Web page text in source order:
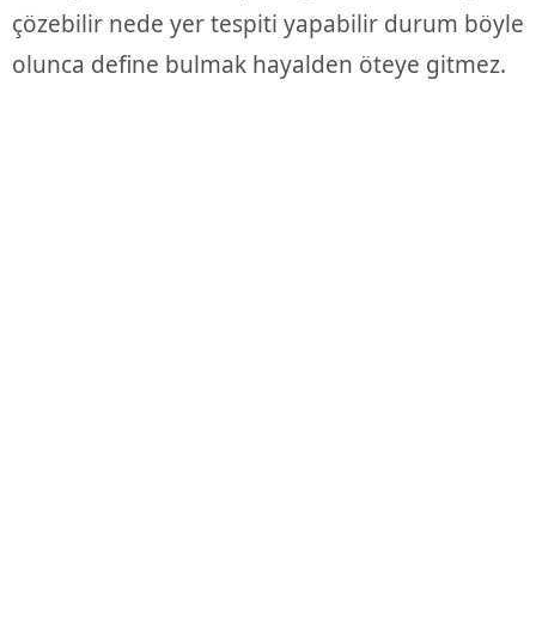
çözebilir nede yer tespiti yapabilir durum böyle
olunca define bulmak hayalden öteye gitmez.